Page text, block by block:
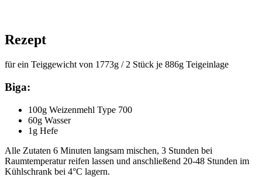
Rezept
für ein Teiggewicht von 1773g / 2 Stück je 886g Teigeinlage
Biga:
100g Weizenmehl Type 700
60g Wasser
1g Hefe
Alle Zutaten 6 Minuten langsam mischen, 3 Stunden bei
Raumtemperatur reifen lassen und anschließend 20-48 Stunden im
Kühlschrank bei 4°C lagern.